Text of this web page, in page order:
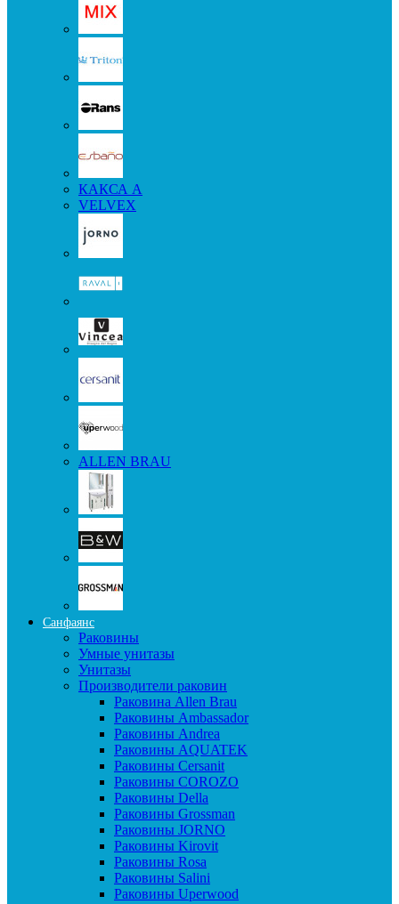
КАКСА А
VELVEX
ALLEN BRAU
Санфаянс
Раковины
Умные унитазы
Унитазы
Производители раковин
Раковина Allen Brau
Раковины Ambassador
Раковины Andrea
Раковины AQUATEK
Раковины Cersanit
Раковины COROZO
Раковины Della
Раковины Grossman
Раковины JORNO
Раковины Kirovit
Раковины Rosa
Раковины Salini
Раковины Uperwood